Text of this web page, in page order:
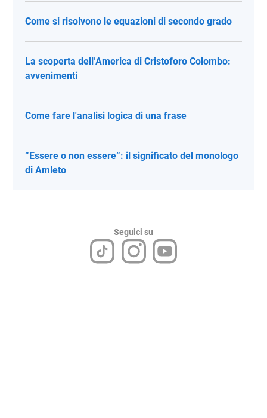
Come si risolvono le equazioni di secondo grado
La scoperta dell’America di Cristoforo Colombo:
avvenimenti
Come fare l'analisi logica di una frase
“Essere o non essere”: il significato del monologo
di Amleto
Seguici su